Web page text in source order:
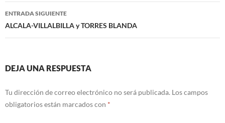
entradas
ENTRADA SIGUIENTE
ALCALA-VILLALBILLA y TORRES BLANDA
DEJA UNA RESPUESTA
Tu dirección de correo electrónico no será publicada. Los campos
obligatorios están marcados con *